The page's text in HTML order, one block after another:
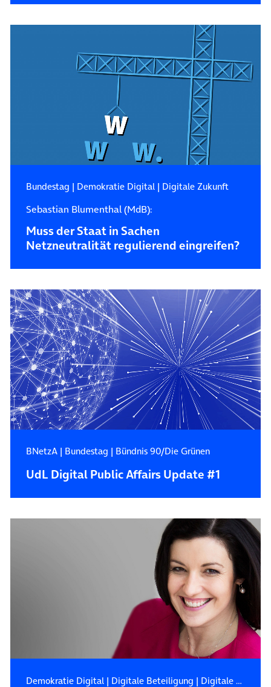
Bundestag | Demokratie Digital| Digitale Zukunft
Sebastian Blumenthal (MdB):
Muss der Staat in Sachen
Netzneutralität regulierend eingreifen?
BNetzA| Bundestag | Bündnis 90/Die Grünen
UdL Digital Public Affairs Update #1
Demokratie Digital| Digitale Beteiligung | Digitale Zukunft